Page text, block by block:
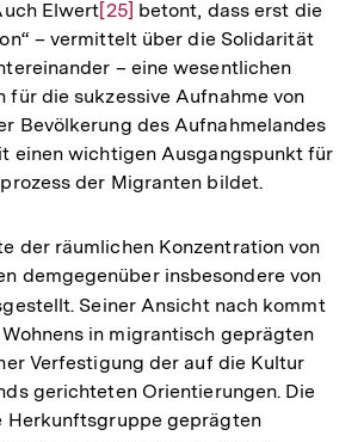
ElwertZur
Auflösung
der
Fußnote
[25] betont, dass erst die
– vermittelt über die Solidarität
– eine wesentlichen
für die sukzessive Aufnahme von
Bevölkerung des Aufnahmelandes
einen wichtigen Ausgangspunkt für
der Migranten bildet.
der räumlichen Konzentration von
demgegenüber insbesondere von
Seiner Ansicht nach kommt
in migrantisch geprägten
Verfestigung der auf die Kultur
gerichteten Orientierungen. Die
Herkunftsgruppe geprägten